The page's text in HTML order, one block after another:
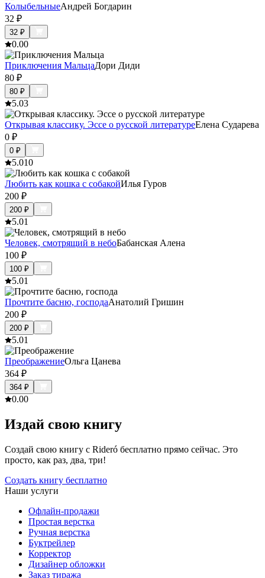
КолыбельныеАндрей Богдарин
32 ₽
32 ₽
0.00
Приключения МальцаДори Диди
80 ₽
80 ₽
5.03
Открывая классику. Эссе о русской литературеЕлена Сударева
0 ₽
0 ₽
5.010
Любить как кошка с собакойИлья Гуров
200 ₽
200 ₽
5.01
Человек, смотрящий в небоБабанская Алена
100 ₽
100 ₽
5.01
Прочтите басню, господаАнатолий Гришин
200 ₽
200 ₽
5.01
ПреображениеОльга Цанева
364 ₽
364 ₽
0.00
Издай свою книгу
Создай свою книгу с Rideró бесплатно прямо сейчас. Это
просто, как раз, два, три!
Создать книгу бесплатно
Наши услуги
Офлайн-продажи
Простая верстка
Ручная верстка
Буктрейлер
Корректор
Дизайнер обложки
Заказ тиража